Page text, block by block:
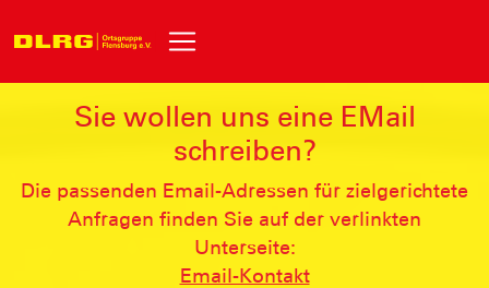
Sie wollen uns eine EMail
schreiben?
Die passenden Email-Adressen für zielgerichtete
Anfragen finden Sie auf der verlinkten
Unterseite:
Email-Kontakt